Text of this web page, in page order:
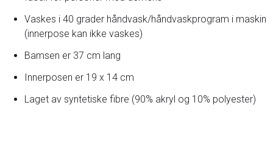
Vaskes i 40 grader håndvask/håndvaskprogram i maskin
(innerpose kan ikke vaskes)
Bamsen er 37 cm lang
Innerposen er 19 x 14 cm
Laget av syntetiske fibre (90% akryl og 10% polyester)